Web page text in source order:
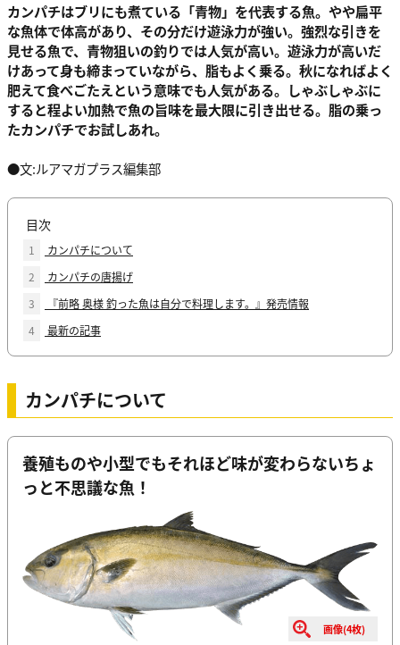
カンパチはブリにも煮ている「青物」を代表する魚。やや扁平
な魚体で体高があり、その分だけ遊泳力が強い。強烈な引きを
見せる魚で、青物狙いの釣りでは人気が高い。遊泳力が高いだ
けあって身も締まっていながら、脂もよく乗る。秋になればよく
肥えて食べごたえという意味でも人気がある。しゃぶしゃぶに
すると程よい加熱で魚の旨味を最大限に引き出せる。脂の乗っ
たカンパチでお試しあれ。
●文:ルアマガプラス編集部
目次
1
カンパチについて
2
カンパチの唐揚げ
3
『前略 奥様 釣った魚は自分で料理します。』発売情報
4
最新の記事
カンパチについて
養殖ものや小型でもそれほど味が変わらないちょ
っと不思議な魚！
画像(4枚)